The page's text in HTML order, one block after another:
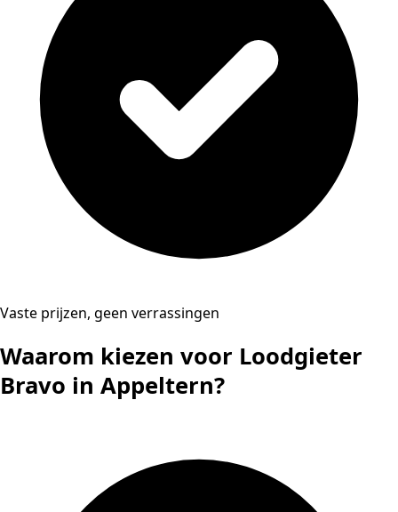
Vaste prijzen, geen verrassingen
Waarom kiezen voor Loodgieter
Bravo in Appeltern?